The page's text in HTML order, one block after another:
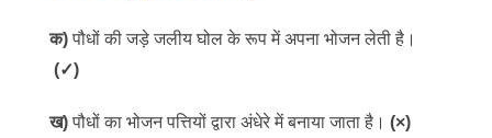
क)पौधों की जड़े जलीय घोल के रूप में अपना भोजन लेती है।
(✓)
ख)पौधों का भोजन पत्तियों द्वारा अंधेरे में बनाया जाता है। (×)